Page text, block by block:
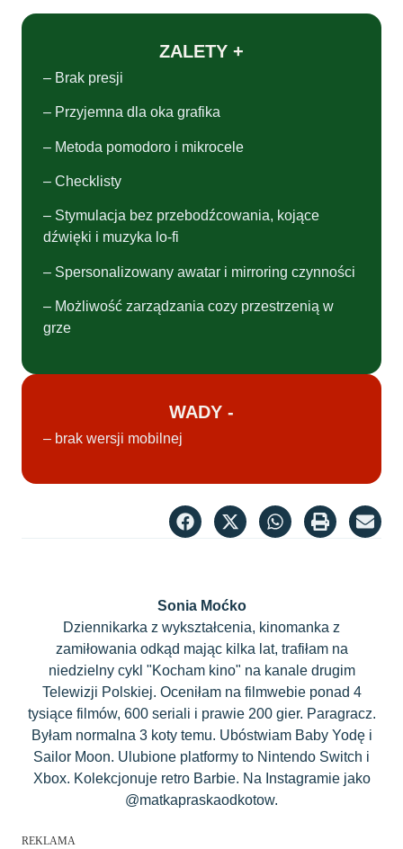
ZALETY +
– Brak presji
– Przyjemna dla oka grafika
– Metoda pomodoro i mikrocele
– Checklisty
– Stymulacja bez przebodźcowania, kojące
dźwięki i muzyka lo-fi
– Spersonalizowany awatar i mirroring czynności
– Możliwość zarządzania cozy przestrzenią w
grze
WADY -
– brak wersji mobilnej
Sonia Moćko
Dziennikarka z wykształcenia, kinomanka z
zamiłowania odkąd mając kilka lat, trafiłam na
niedzielny cykl "Kocham kino" na kanale drugim
Telewizji Polskiej. Oceniłam na filmwebie ponad 4
tysiące filmów, 600 seriali i prawie 200 gier. Paragracz.
Byłam normalna 3 koty temu. Ubóstwiam Baby Yodę i
Sailor Moon. Ulubione platformy to Nintendo Switch i
Xbox. Kolekcjonuje retro Barbie. Na Instagramie jako
@matkapraskaodkotow.
REKLAMA